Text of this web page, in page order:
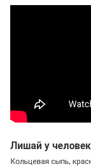
Лишай у
Кольцевая сыпь,